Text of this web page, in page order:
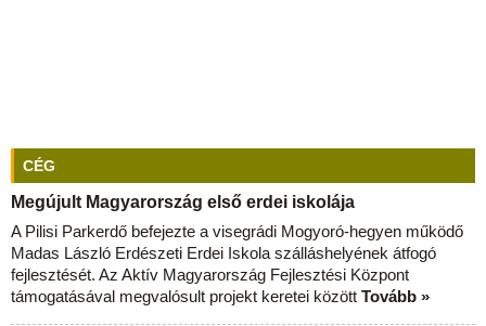
CÉG
Megújult Magyarország első erdei iskolája
A Pilisi Parkerdő befejezte a visegrádi Mogyoró-hegyen működő
Madas László Erdészeti Erdei Iskola szálláshelyének átfogó
fejlesztését. Az Aktív Magyarország Fejlesztési Központ
támogatásával megvalósult projekt keretei között Tovább »